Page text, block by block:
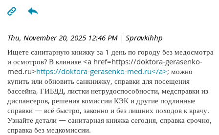
Thu, November 20, 2025 12:46 PM | Spravkihhp
Ищете санитарную книжку за 1 день по городу без медосмотра
и осмотров? В клинике <a href=https://doktora-gerasenko-
med.ru>https://doktora-gerasenko-med.ru</a>; можно
купить или обновить санкнижку, справки для посещения
бассейна, ГИБДД, листки нетрудоспособности, медсправки из
диспансеров, решения комиссии КЭК и другие подлинные
справки — всё быстро, законно и без лишних походов к врачу.
Узнайте детали — санитарная книжка сегодня, справка срочно,
справка без медкомиссии.